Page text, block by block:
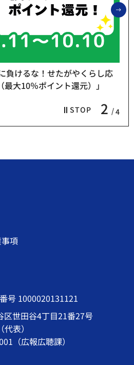
STOP 2 4
負けるな！せたがやくらし応
大10％ポイント還元）」
項
号 1000020131121
区世田谷4丁目21番27号
（代表）
（広報広聴課）